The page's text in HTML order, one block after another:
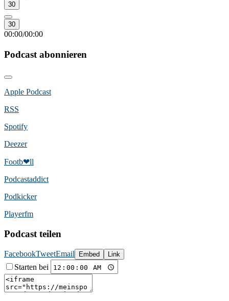
30
30
00:00/00:00
Podcast abonnieren
Apple Podcast
RSS
Spotify
Deezer
Footb❤ll
Podcast­addict
Podkicker
Playerfm
Podcast teilen
FacebookTweetEmail Embed Link
Starten bei